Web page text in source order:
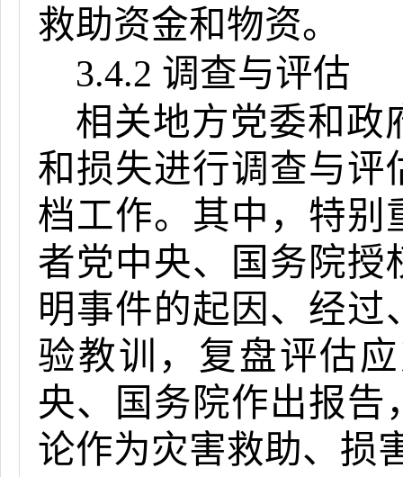
救助资金和物资。
3.4.2 调查与评估
相关地方党委和政
和损失进行调查与评
档工作。其中，特别
者党中央、国务院授
明事件的起因、经
验教训，复盘评估
央、国务院作出报告
论作为灾害救助、损